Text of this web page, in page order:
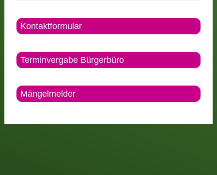
Kontaktformular
Terminvergabe Bürgerbüro
Mängelmelder